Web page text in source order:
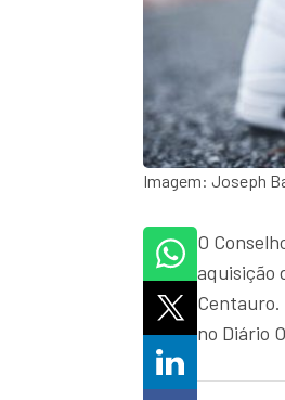
Imagem: Joseph
O
aquisição
Centauro.
no Diário